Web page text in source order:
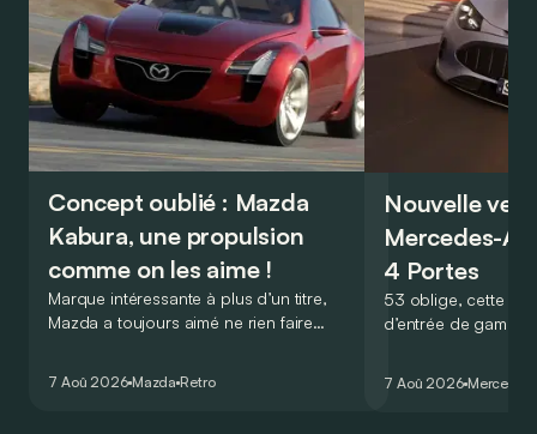
Concept oublié : Mazda
Kabura, une propulsion
comme on les aime !
Marque intéressante à plus d’un titre,
Mazda a toujours aimé ne rien faire
de la plus belle des manières…
7 Aoû 2026 Mazda Retro
Nouvelle
Mercedes-
4 Portes
53 oblige, cette
d’entrée de
moins…
7 Aoû 2026 Mercedes